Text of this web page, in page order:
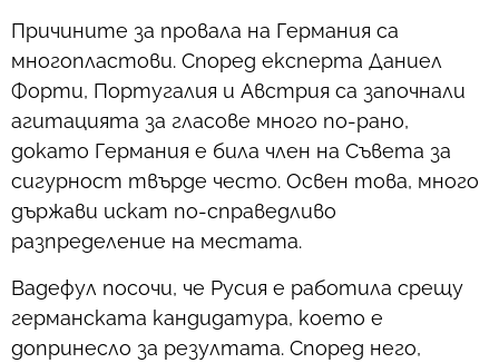
Причините за провала на Германия са
многопластови. Според експерта Даниел
Форти, Португалия и Австрия са започнали
агитацията за гласове много по-рано,
докато Германия е била член на Съвета за
сигурност твърде често. Освен това, много
държави искат по-справедливо
разпределение на местата.
Вадефул посочи, че Русия е работила срещу
германската кандидатура, което е
допринесло за резултата. Според него,